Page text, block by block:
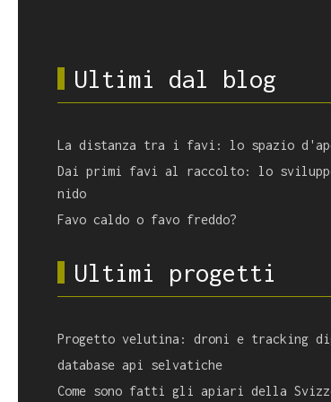
Ultimi dal blog
La distanza tra i favi: lo spazio
Dai primi favi al raccolto: lo
nido
Favo caldo o favo freddo?
Ultimi progetti
Progetto velutina: droni e tracking
database api selvatiche
Come sono fatti gli apiari della